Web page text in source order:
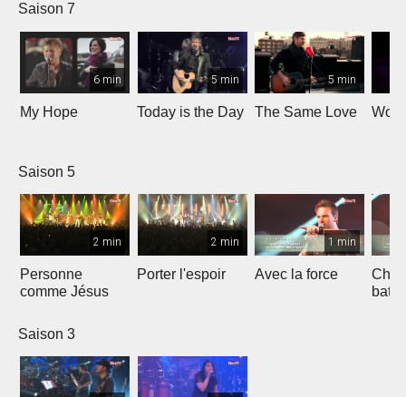
Saison 7
6 min
My Hope
5 min
Today is the Day
5 min
The Same Love
Saison 5
2 min
Personne
comme Jésus
2 min
Porter l'espoir
1 min
Avec la force
Saison 3